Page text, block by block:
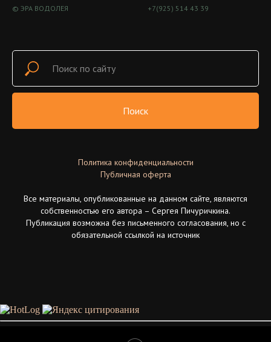
© ЭРА ВОДОЛЕЯ +7(925) 514 43 39
Поиск
Политика конфиденциальности
Публичная оферта
Все материалы, опубликованные на данном сайте, являются
собственностью его автора – Сергея Пичуричкина.
Публикация возможна без письменного согласования, но с
обязательной ссылкой на источник